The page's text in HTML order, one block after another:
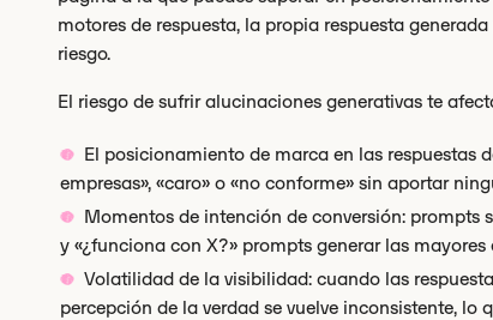
motores de respuesta, la propia respuesta
riesgo.
El riesgo de sufrir alucinaciones generativas te
El posicionamiento de marca en las respuestas
empresas», «caro» o «no conforme» sin aportar
Momentos de intención de conversión: prompts
y «¿funciona con X?» prompts generar las mayores
Volatilidad de la visibilidad: cuando las
percepción de la verdad se vuelve inconsistente, lo